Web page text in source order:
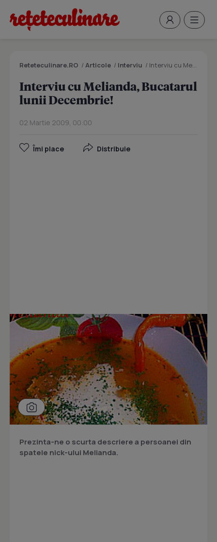
Reteteculinare.RO / Articole / Interviu / Interviu cu Melianda, Bucatarul lunii Decembrie!
Interviu cu Melianda, Bucatarul
lunii Decembrie!
02 Martie 2009, 00:00
Îmi place Distribuie
Prezinta-ne o scurta descriere a persoanei din
spatele nick-ului Melianda.